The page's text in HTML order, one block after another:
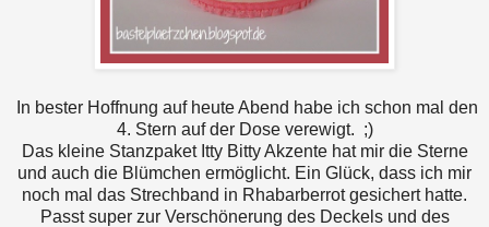
In bester Hoffnung auf heute Abend habe ich schon mal den
4. Stern auf der Dose verewigt. ;)
Das kleine Stanzpaket Itty Bitty Akzente hat mir die Sterne
und auch die Blümchen ermöglicht. Ein Glück, dass ich mir
noch mal das Strechband in Rhabarberrot gesichert hatte.
Passt super zur Verschönerung des Deckels und des